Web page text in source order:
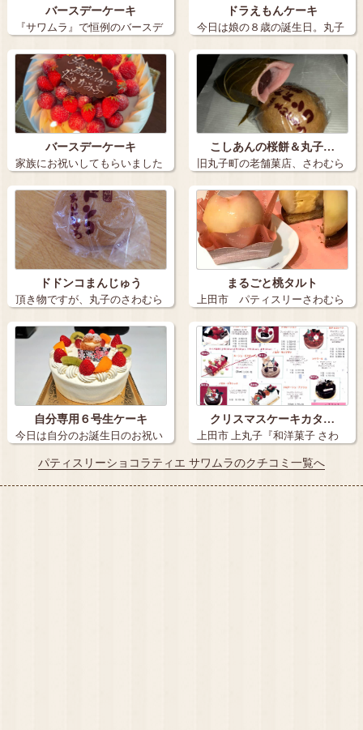
バースデーケーキ
『サワムラ』で恒例のバースデ
ーケーキ。 …
ドラえもんケーキ
今日は娘の８歳の誕生日。丸子
のサワムラさ…
バースデーケーキ
家族にお祝いしてもらいました
^_^ バ…
こしあんの桜餅＆丸子…
旧丸子町の老舗菓店、さわむら
✨ 季節限…
ドドンコまんじゅう
頂き物ですが、丸子のさわむら
さんの、ドド…
まるごと桃タルト
上田市 パティスリーさわむら
さん 今時…
自分専用６号生ケーキ
今日は自分のお誕生日のお祝い
に 自分専…
クリスマスケーキカタ…
上田市 上丸子『和洋菓子 さわ
むら』 …
パティスリーショコラティエ サワムラのクチコミ一覧へ